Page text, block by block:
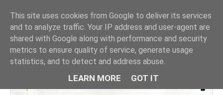
This site uses cookies from Google to deliver its services
and to analyze traffic. Your IP address and user-agent are
shared with Google along with performance and security
metrics to ensure quality of service, generate usage
statistics, and to detect and address abuse.
LEARN MORE GOT IT